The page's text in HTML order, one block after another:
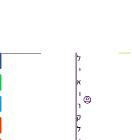
ל
י
א
ו
ר
ק
ל